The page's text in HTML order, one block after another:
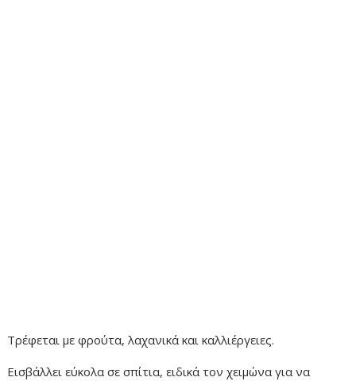
Τρέφεται με φρούτα, λαχανικά και καλλιέργειες.
Εισβάλλει εύκολα σε σπίτια, ειδικά τον χειμώνα για να